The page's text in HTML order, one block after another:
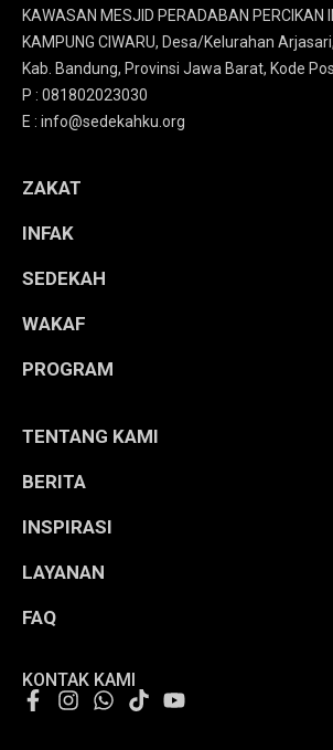
KAWASAN MESJID PERADABAN PERCIKAN
KAMPUNG CIWARU, Desa/Kelurahan
Kab. Bandung, Provinsi Jawa Barat, Kode
P : 081802023030
E : info@sedekahku.org
ZAKAT
INFAK
SEDEKAH
WAKAF
PROGRAM
TENTANG KAMI
BERITA
INSPIRASI
LAYANAN
FAQ
KONTAK KAMI